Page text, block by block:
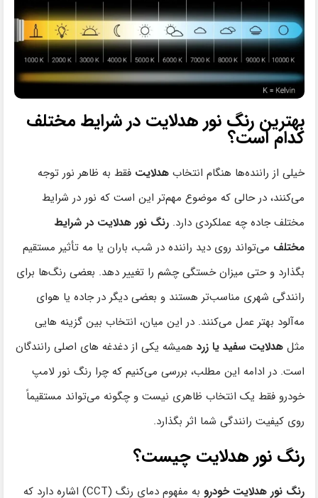
بهترین رنگ نور هدلایت در شرایط مختلف
کدام است؟
خیلی از راننده‌ها هنگام انتخابهدلایت فقط به ظاهر نور توجه
می‌کنند، در حالی که موضوع مهم‌تر این است که نور در شرایط
مختلف جاده چه عملکردی دارد.رنگ نور هدلایت در شرایط
مختلف می‌تواند روی دید راننده در شب، باران یا مه تأثیر مستقیم
بگذارد و حتی میزان خستگی چشم را تغییر دهد. بعضی رنگ‌ها برای
رانندگی شهری مناسب‌تر هستند و بعضی دیگر در جاده یا هوای
مه‌آلود بهتر عمل می‌کنند. در این میان، انتخاب بین گزینه‌ هایی
مثلهدلایت سفید یا زرد همیشه یکی از دغدغه‌ های اصلی رانندگان
است. در ادامه این مطلب، بررسی می‌کنیم که چرا رنگ نور لامپ
خودرو فقط یک انتخاب ظاهری نیست و چگونه می‌تواند مستقیماً
روی کیفیت رانندگی شما اثر بگذارد.
رنگ نور هدلایت چیست؟
رنگ نور هدلایت خودرو
به مفهوم دمای رنگ (CCT) اشاره دارد که